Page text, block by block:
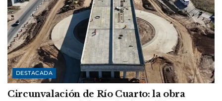
DESTACADA
Circunvalación de Río Cuarto: la obra